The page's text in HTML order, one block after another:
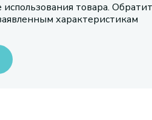
товара.
характеристикам